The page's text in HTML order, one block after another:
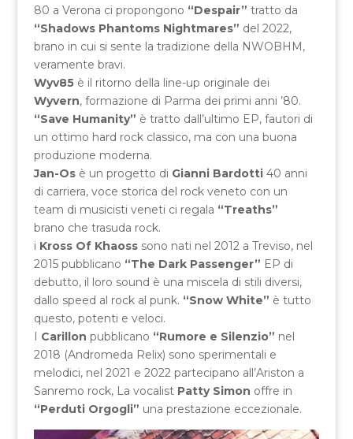
80 a Verona ci propongono “Despair” tratto da
“Shadows Phantoms Nightmares” del 2022,
brano in cui si sente la tradizione della NWOBHM,
veramente bravi.
Wyv85 è il ritorno della line-up originale dei
Wyvern, formazione di Parma dei primi anni ’80.
“Save Humanity” è tratto dall’ultimo EP, fautori di
un ottimo hard rock classico, ma con una buona
produzione moderna.
Jan-Os è un progetto di Gianni Bardotti 40 anni
di carriera, voce storica del rock veneto con un
team di musicisti veneti ci regala “Treaths”
brano che trasuda rock.
i Kross Of Khaosssono nati nel 2012 a Treviso, nel
2015 pubblicano “The Dark Passenger” EP di
debutto, il loro sound è una miscela di stili diversi,
dallo speed al rock al punk. “Snow White” è tutto
questo, potenti e veloci.
I Carillon pubblicano “Rumore e Silenzio” nel
2018 (Andromeda Relix) sono sperimentali e
melodici, nel 2021 e 2022 partecipano all’Ariston a
Sanremo rock, La vocalistPatty Simon offre in
“Perduti Orgogli” una prestazione eccezionale.